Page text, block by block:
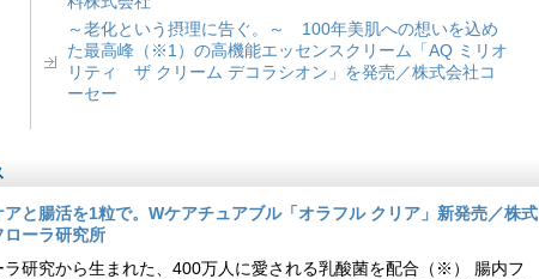
～老化という摂理に告ぐ。～ 100年美肌への想いを込め
た最高峰（※1）の高機能エッセンスクリーム「AQ ミリオ
リティ ザ クリーム デコラシオン」を発売／株式会社コ
ーセー
アと腸活を1粒で。Wケアチュアブル「オラフル クリア」新発売／株式
ローラ研究所
ラ研究から生まれた、400万人に愛される乳酸菌を配合（※） 腸内フ